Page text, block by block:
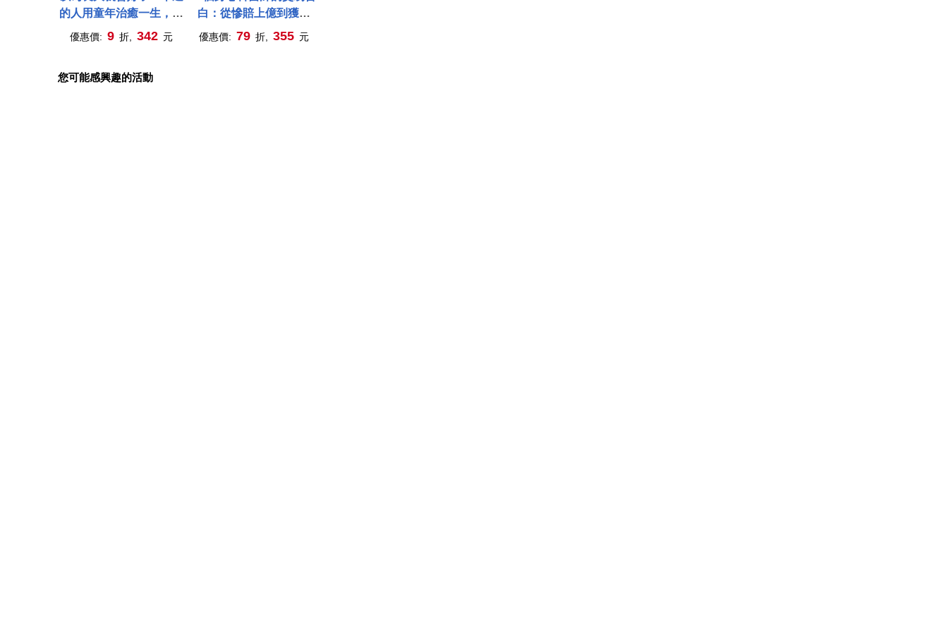
的人用童年治癒一生，不
幸的人用一生治癒童年
優惠價: 9 折, 342 元
白：從慘賠上億到獲利
110%的股市人性啟示錄
優惠價: 79 折, 355 元
您可能感興趣的活動